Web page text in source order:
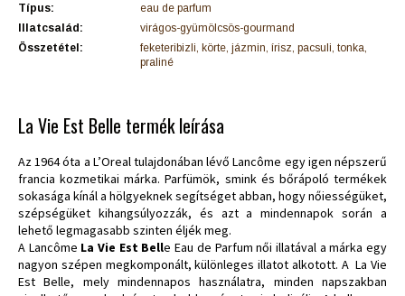
Típus:
eau de parfum
Illatcsalád:
virágos-gyümölcsös-gourmand
Összetétel:
feketeribizli, körte, jázmin, írisz, pacsuli, tonka,
praliné
La Vie Est Belle termék leírása
Az 1964 óta a L’Oreal tulajdonában lévő Lancôme egy igen népszerű
francia kozmetikai márka. Parfümök, smink és bőrápoló termékek
sokasága kínál a hölgyeknek segítséget abban, hogy nőiességüket,
szépségüket kihangsúlyozzák, és azt a mindennapok során a
lehető legmagasabb szinten éljék meg.
A Lancôme La Vie Est Belle Eau de Parfum női illatával a márka egy
nagyon szépen megkomponált, különleges illatot alkotott. A La Vie
Est Belle, mely mindennapos használatra, minden napszakban